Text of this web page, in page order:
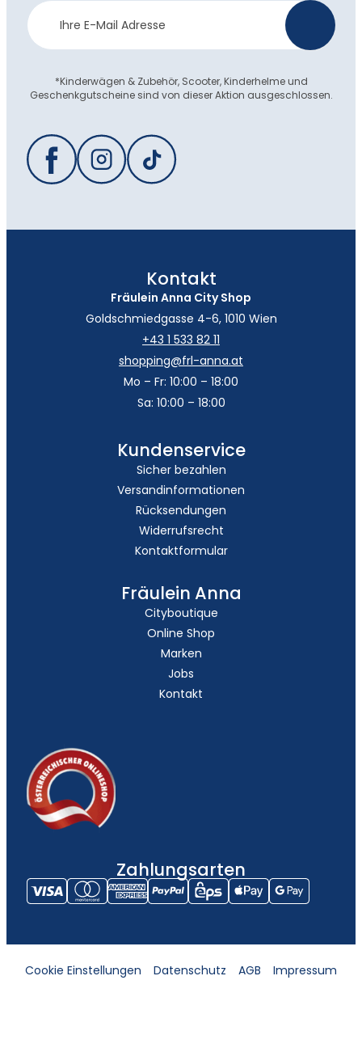
Newsletter
Anmeldung
*Kinderwägen & Zubehör, Scooter, Kinderhelme und
Geschenkgutscheine sind von dieser Aktion ausgeschlossen.
Kontakt
Fräulein Anna City Shop
Goldschmiedgasse 4-6, 1010 Wien
+43 1 533 82 11
shopping@frl-anna.at
Mo – Fr: 10:00 – 18:00
Sa: 10:00 – 18:00
Kundenservice
Sicher bezahlen
Versandinformationen
Rücksendungen
Widerrufsrecht
Kontaktformular
Fräulein Anna
Cityboutique
Online Shop
Marken
Jobs
Kontakt
Zahlungsarten
Cookie Einstellungen Datenschutz AGB Impressum